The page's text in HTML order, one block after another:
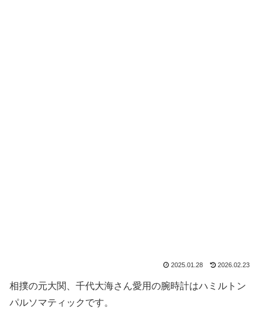
2025.01.28 2026.02.23
相撲の元大関、千代大海さん愛用の腕時計はハミルトン
パルソマティックです。